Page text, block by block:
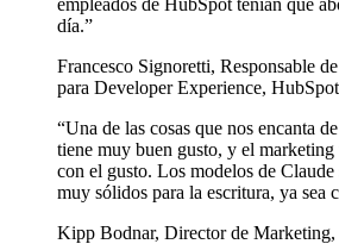
día.”
Francesco Signoretti, Responsable
para Developer Experience, HubSpot
“Una de las cosas que nos encanta
tiene muy buen gusto, y el
con el gusto. Los modelos de Claude
muy sólidos para la escritura, ya sea
Kipp Bodnar, Director de